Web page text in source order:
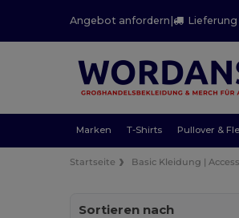
Angebot anfordern |
Marken T-Shirts Pullover &
Startseite Basic Kleidung |
Sortieren nach